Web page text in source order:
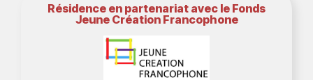
Résidence en partenariat avec le Fonds
Jeune Création Francophone